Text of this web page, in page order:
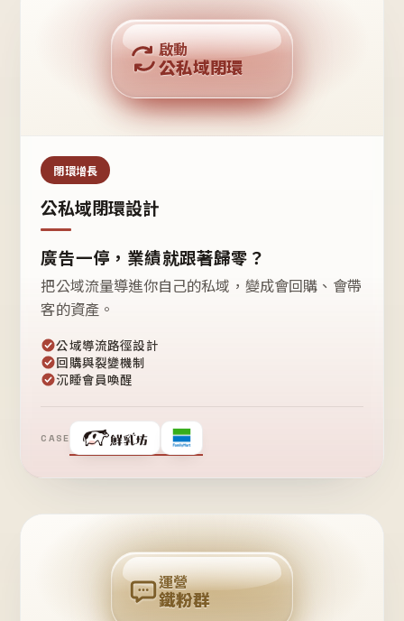
公域流量
私域鐵粉
回購複利
啟動
公私域閉環
閉環增長
公私域閉環設計
廣告一停，業績就跟著歸零？
把公域流量導進你自己的私域，變成會回購、會帶
客的資產。
公域導流路徑設計
回購與裂變機制
沉睡會員喚醒
CASE
❤
粉
回
購
運營
鐵粉群